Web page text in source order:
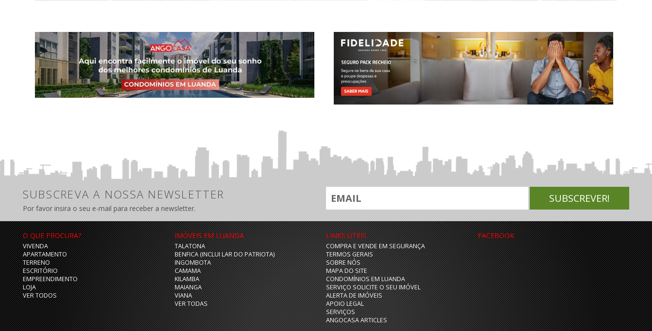
SUBSCREVA A NOSSA NEWSLETTER
Por favor insira o seu e-mail para receber a newsletter.
O QUE PROCURA?
VIVENDA
APARTAMENTO
TERRENO
ESCRITÓRIO
EMPREENDIMENTO
LOJA
VER TODOS
IMÓVEIS EM LUANDA
TALATONA
BENFICA (INCLUI LAR DO PATRIOTA)
INGOMBOTA
CAMAMA
KILAMBA
MAIANGA
VIANA
VER TODAS
LINKS ÙTEIS
COMPRA E VENDE EM SEGURANÇA
TERMOS GERAIS
SOBRE NÓS
MAPA DO SITE
CONDOMÍNIOS EM LUANDA
SERVIÇO SOLICITE O SEU IMÓVEL
ALERTA DE IMÓVEIS
APOIO LEGAL
SERVIÇOS
ANGOCASA ARTICLES
FACEBOOK